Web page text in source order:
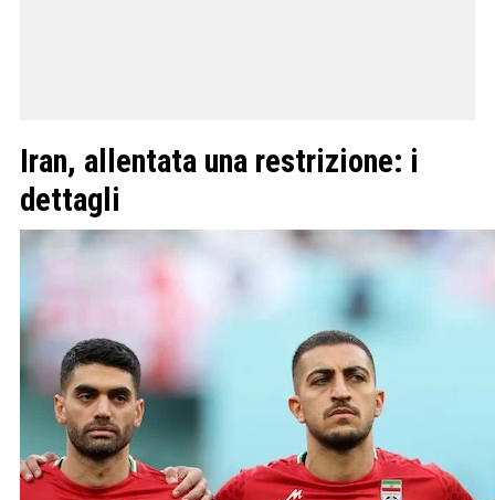
Iran, allentata una restrizione: i
dettagli